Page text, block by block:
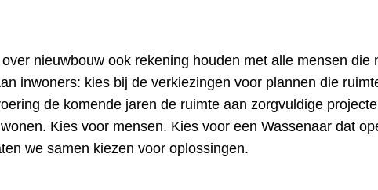
nieuwbouw ook rekening houden met alle mensen die
inwoners: kies bij de verkiezingen voor plannen die
de komende jaren de ruimte aan zorgvuldige
Kies voor mensen. Kies voor een Wassenaar dat
we samen kiezen voor oplossingen.